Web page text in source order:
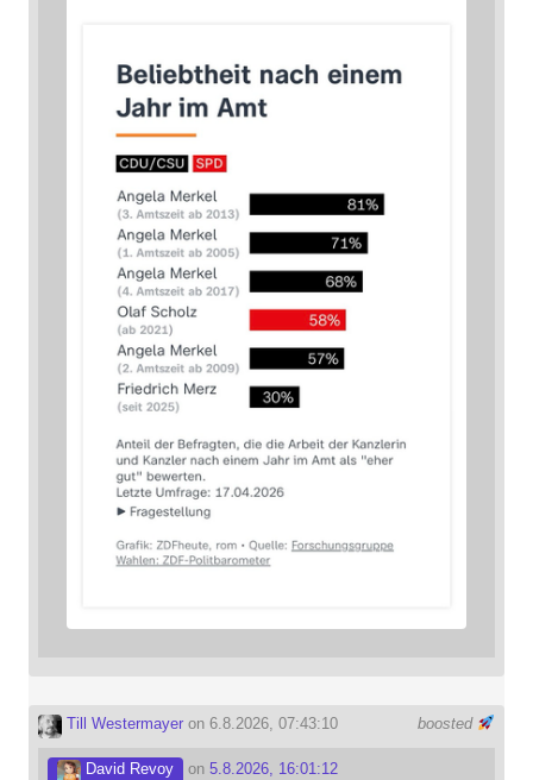
boosted
Till Westermayer on 6.8.2026, 07:43:10
David Revoy on 5.8.2026, 16:01:12